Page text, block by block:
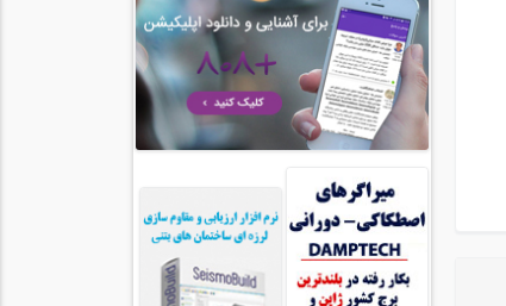
مدیریت پروژه (55)
معماری (544)
آب، راه، محیط زیست (91)